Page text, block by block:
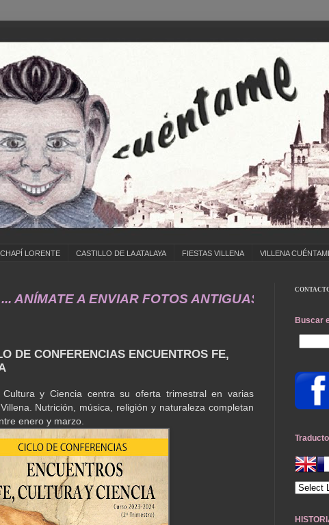
LORENTE CASTILLO DE LA ATALAYA FIESTAS VILLENA VILLENA
A ENVIAR FOTOS ANTIGUAS DE ...
DE CONFERENCIAS ENCUENTROS FE,
y Ciencia centra su oferta trimestral en varias
Nutrición, música, religión y naturaleza completan
enero y marzo.
Buscar